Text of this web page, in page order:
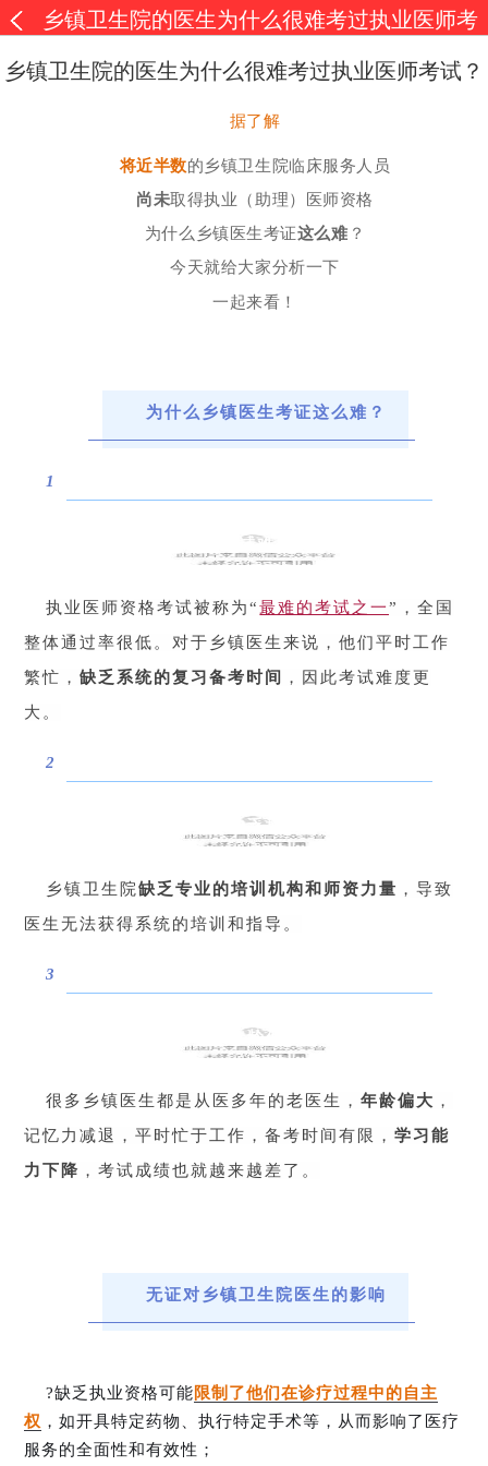
乡镇卫生院的医生为什么很难考过执业医师考
试？
乡镇卫生院的医生为什么很难考过执业医师考试？
据了解
将近半数的乡镇卫生院临床服务人员
尚未取得执业（助理）医师资格
为什么乡镇医生考证这么难 ？
今天就给大家分析一下
一起来看！
为什么乡镇医生考证这么难？
1
考试难度大
执业医师资格考试被称为“最难的考试之一”，全国
整体通过率很低。对于乡镇医生来说，他们平时工作
繁忙，缺乏 系统的复习备考时间
，因此考试难度更
大。
2
缺乏培训
乡镇卫生院缺乏专业的培训机构和师资力量 ，导致
医生无法获得系统的培训和指导。
3
年龄偏大
很多乡镇医生都是从医多年的老医生，年龄偏大 ，
记忆力减退，平时忙于工作，备考时间有限，学习能
力下降 ，考试成绩也就越来越差了。
无证对乡镇卫生院医生的影响
?缺乏执业资格可能限制了他们在诊疗过程中的自主
权 ，如开具特定药物、执行特定手术等，从而影响了医疗
服务的全面性和有效性；